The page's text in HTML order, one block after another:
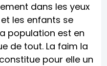
dans les yeux
les enfants se
population est en
de tout. La faim la
pour elle un